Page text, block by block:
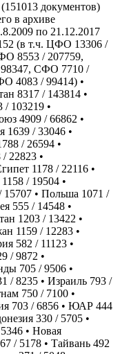
документов)
в архиве
по 21.12.2017
(в т.ч. ЦФО 13306 /
8553 / 207759,
СФО 7710 /
4083 / 99414) •
8317 / 143814 •
103219 •
4909 / 66862 •
1639 / 33046 •
/ 26594 •
22823 •
1178 / 22116 •
/ 19504 •
15707 • Польша 1071 /
555 / 14548 •
1203 / 13422 •
1159 / 12283 •
582 / 11123 •
/ 9872 •
705 / 9506 •
/ 8235 • Израиль 793 /
750 / 7100 •
703 / 6856 • ЮАР 444
330 / 5705 •
• Новая
/ 5178 • Тайвань 492